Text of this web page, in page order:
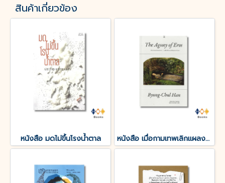
สินค้าเกี่ยวข้อง
หนังสือ มดไม่ขึ้นโรงน้ำตาล หนังสือ เมื่อกามเทพเลิกแผลงศร (The Agony of Eros)